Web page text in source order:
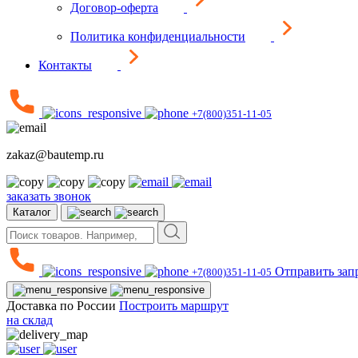
Договор-оферта
Политика конфиденциальности
Контакты
+7(800)351-11-05
zakaz@bautemp.ru
заказать звонок
Каталог
+7(800)351-11-05 Отправить
Доставка по России Построить маршрут
на склад